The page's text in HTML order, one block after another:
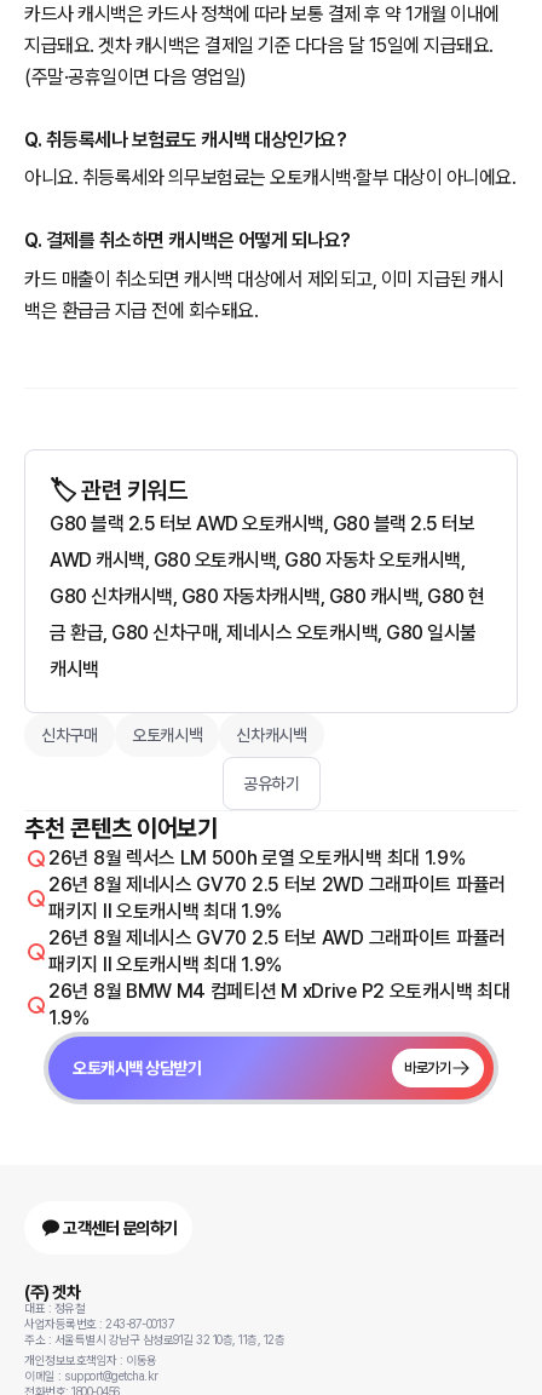
카드사 캐시백은 카드사 정책에 따라 보통 결제 후 약 1개월 이내에
지급돼요. 겟차 캐시백은 결제일 기준 다다음 달 15일에 지급돼요.
(주말·공휴일이면 다음 영업일)
Q. 취등록세나 보험료도 캐시백 대상인가요?
아니요. 취등록세와 의무보험료는 오토캐시백·할부 대상이 아니에요.
Q. 결제를 취소하면 캐시백은 어떻게 되나요?
카드 매출이 취소되면 캐시백 대상에서 제외되고, 이미 지급된 캐시
백은 환급금 지급 전에 회수돼요.
🏷️ 관련 키워드
G80 블랙 2.5 터보 AWD 오토캐시백, G80 블랙 2.5 터보
AWD 캐시백, G80 오토캐시백, G80 자동차 오토캐시백,
G80 신차캐시백, G80 자동차캐시백, G80 캐시백, G80 현
금 환급, G80 신차구매, 제네시스 오토캐시백, G80 일시불
캐시백
신차구매 오토캐시백 신차캐시백
공유하기
추천 콘텐츠 이어보기
26년 8월 렉서스 LM 500h 로열 오토캐시백 최대 1.9%
26년 8월 제네시스 GV70 2.5 터보 2WD 그래파이트 파퓰러
패키지 Il 오토캐시백 최대 1.9%
26년 8월 제네시스 GV70 2.5 터보 AWD 그래파이트 파퓰러
패키지 Il 오토캐시백 최대 1.9%
26년 8월 BMW M4 컴페티션 M xDrive P2 오토캐시백 최대
1.9%
오토캐시백 상담받기 바로가기
고객센터 문의하기
(주) 겟차
대표 : 정유철
사업자등록번호 : 243-87-00137
주소 : 서울특별시 강남구 삼성로91길 32 10층, 11층, 12층
개인정보보호책임자 : 이동용
이메일 : support@getcha.kr
전화번호: 1800-0456